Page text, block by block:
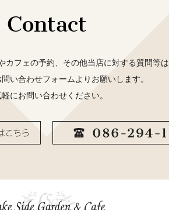
Contact
カフェの予約、その他当店に対する質問等は
い合わせフォームよりお願いします。
にお問い合わせください。